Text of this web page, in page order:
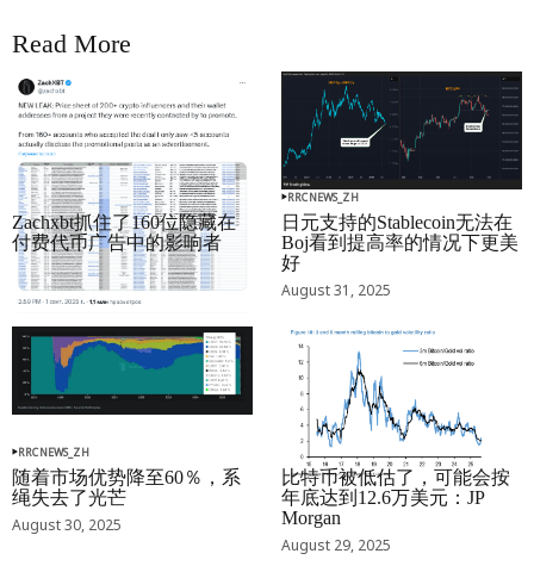
Read More
RRCNEWS_ZH
Zachxbt抓住了160位隐藏在
付费代币广告中的影响者
September 01, 2025
RRCNEWS_ZH
日元支持的Stablecoin无法在
Boj看到提高率的情况下更美
好
August 31, 2025
RRCNEWS_ZH
随着市场优势降至60％，系
绳失去了光芒
August 30, 2025
RRCNEWS_ZH
比特币被低估了，可能会按
年底达到12.6万美元：JP
Morgan
August 29, 2025